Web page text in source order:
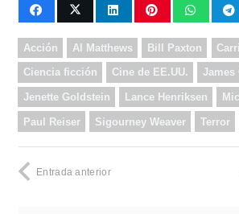
Acción Al Matthews Bill Paxton
Ciencia ficción Cine de EE.UU. James
Jenette Goldstein Lance Henriksen
Paul Reiser Sigourney Weaver Terror
Entrada anterior